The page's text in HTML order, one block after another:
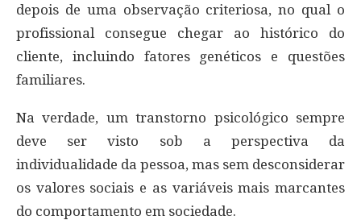
depois de uma observação criteriosa, no qual o
profissional consegue chegar ao histórico do
cliente, incluindo fatores genéticos e questões
familiares.
Na verdade, um transtorno psicológico sempre
deve ser visto sob a perspectiva da
individualidade da pessoa, mas sem desconsiderar
os valores sociais e as variáveis mais marcantes
do comportamento em sociedade.